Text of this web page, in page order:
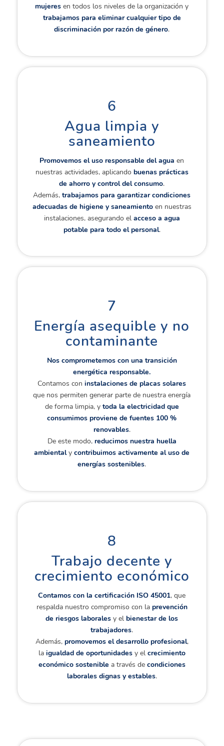
mujeres en todos los niveles de la organización y
trabajamos para eliminar cualquier tipo de
discriminación por razón de género.
6
Agua limpia y
saneamiento
Promovemos el uso responsable del agua en
nuestras actividades, aplicando buenas prácticas
de ahorro y control del consumo.
Además,trabajamos para garantizar condiciones
adecuadas de higiene y saneamientoen nuestras
instalaciones, asegurando el acceso a agua
potable para todo el personal.
7
Energía asequible y no
contaminante
Nos comprometemos con una transición
energética responsable.
Contamos coninstalaciones de placas solares
que nos permiten generar parte de nuestra energía
de forma limpia, y toda la electricidad que
consumimos proviene de fuentes 100 %
renovables.
De este modo, reducimos nuestra huella
ambientalycontribuimos activamente al uso de
energías sostenibles.
8
Trabajo decente y
crecimiento económico
Contamos con la certificación ISO 45001, que
respalda nuestro compromiso con la prevención
de riesgos laborales y elbienestar de los
trabajadores.
Además, promovemos el desarrollo profesional,
la igualdad de oportunidadesy el crecimiento
económico sostenible a través de condiciones
laborales dignas y estables.